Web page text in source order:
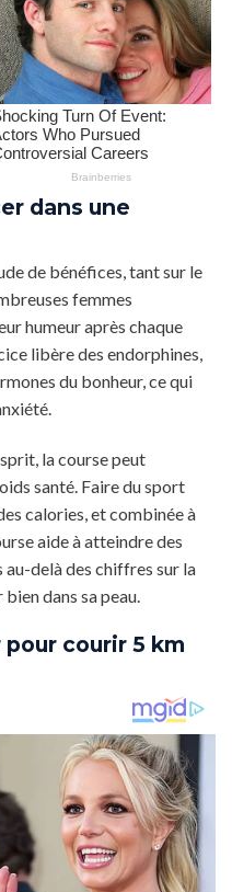
dans une
de bénéfices, tant sur le
femmes
humeur après chaque
libère des endorphines,
du bonheur, ce qui
la course peut
santé. Faire du sport
calories, et combinée à
aide à atteindre des
delà des chiffres sur la
dans sa peau.
courir 5 km